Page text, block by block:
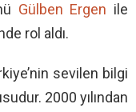
Gülben Ergen ile
rol aldı.
sevilen bilgi
2000 yılından